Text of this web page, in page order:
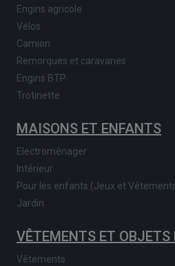
Engins agricole
Vélos
Camion
Remorques et caravanes
Engins BTP
Trotinette
MAISONS ET ENFANTS
Electroménager
Intérieur
Pour les enfants (Jeux et
Jardin
VÊTEMENTS ET OBJETS
Vêtements